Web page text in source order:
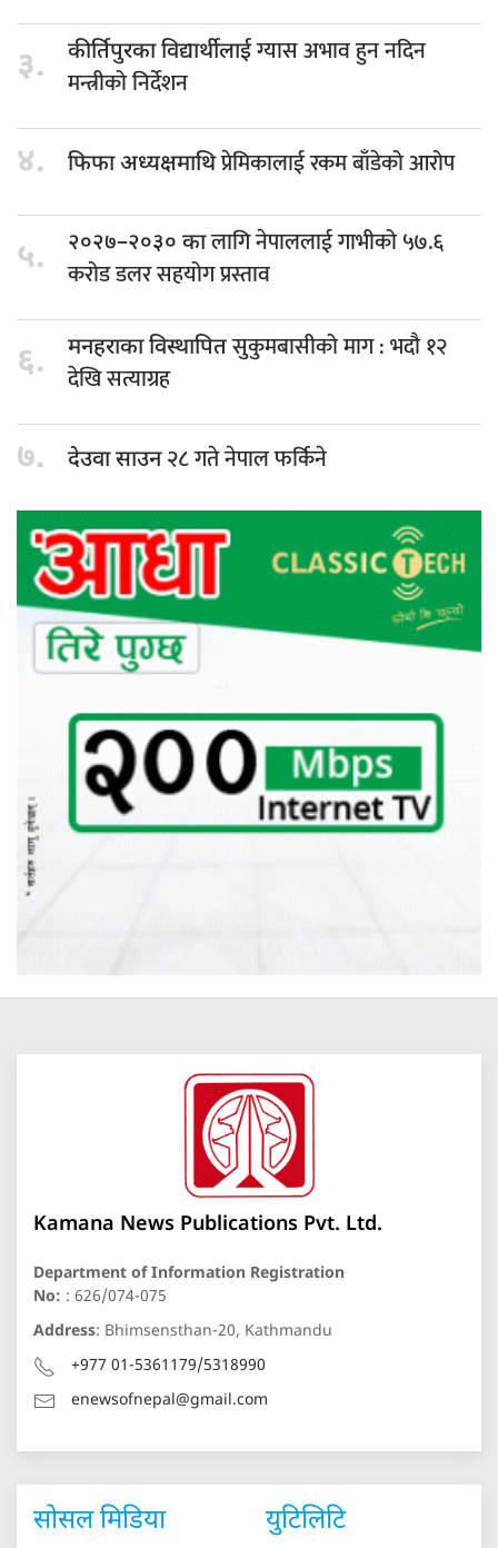
३. कीर्तिपुरका विद्यार्थीलाईग्यास अभाव हुन नदिन
मन्त्रीको निर्देशन
४. फिफा अध्यक्षमाथिप्रेमिकालाई रकम बाँडेको आरोप
५. २०२७–२०३० कालागि नेपाललाई गाभीको ५७.६
करोड डलर सहयोग प्रस्ताव
६. मनहराका विस्थापितसुकुमबासीको माग : भदौ १२
देखि सत्याग्रह
७. देउवा साउन२८ गते नेपाल फर्किने
Kamana News Publications Pvt. Ltd.
Department of Information Registration
No: : 626/074-075
Address: Bhimsensthan-20, Kathmandu
+977 01-5361179/5318990
enewsofnepal@gmail.com
सोसल मिडिया युटिलिटि